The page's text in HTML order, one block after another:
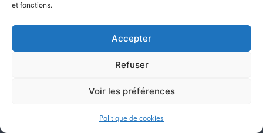
et fonctions.
Accepter
Refuser
Voir les préférences
Politique de cookies
14, Terrasse Bellini - 92800 Puteaux - Paris La Défense
589, Terrasse de l’Arche 92000 Nanterre